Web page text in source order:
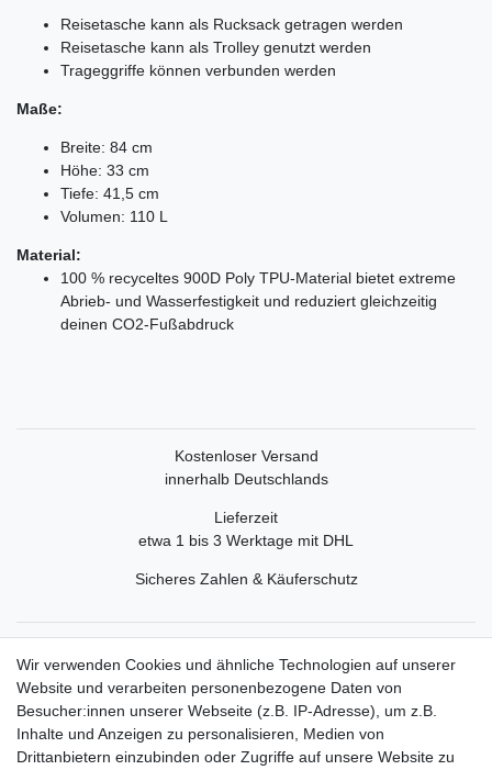
Reisetasche kann als Rucksack getragen werden
Reisetasche kann als Trolley genutzt werden
Trageggriffe können verbunden werden
Maße:
Breite: 84 cm
Höhe: 33 cm
Tiefe: 41,5 cm
Volumen: 110 L
Material:
100 % recyceltes 900D Poly TPU-Material bietet extreme
Abrieb- und Wasserfestigkeit und reduziert gleichzeitig
deinen CO2-Fußabdruck
Kostenloser Versand
innerhalb Deutschlands
Lieferzeit
etwa 1 bis 3 Werktage mit DHL
Sicheres Zahlen & Käuferschutz
Rechtliche Informationen
Wir verwenden Cookies und ähnliche Technologien auf unserer
Website und verarbeiten personenbezogene Daten von
Besucher:innen unserer Webseite (z.B. IP-Adresse), um z.B.
Inhalte und Anzeigen zu personalisieren, Medien von
Drittanbietern einzubinden oder Zugriffe auf unsere Website zu